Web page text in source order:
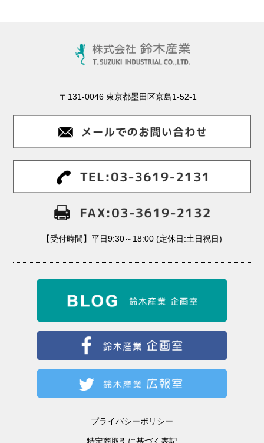
〒131-0046 東京都墨田区京島1-52-1
【受付時間】平日9:30～18:00 (定休日:土日祝日)
プライバシーポリシー
特定商取引に基づく表記